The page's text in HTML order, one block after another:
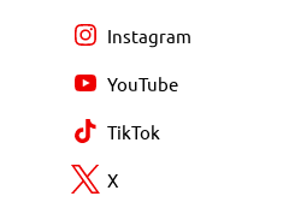
Instagram
YouTube
TikTok
X